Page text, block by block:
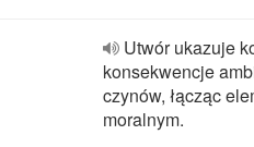
Utwór ukazuje
konsekwencje
czynów, łącząc
moralnym.